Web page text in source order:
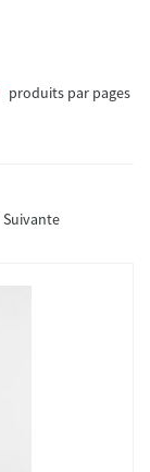
produits par pages
Suivante